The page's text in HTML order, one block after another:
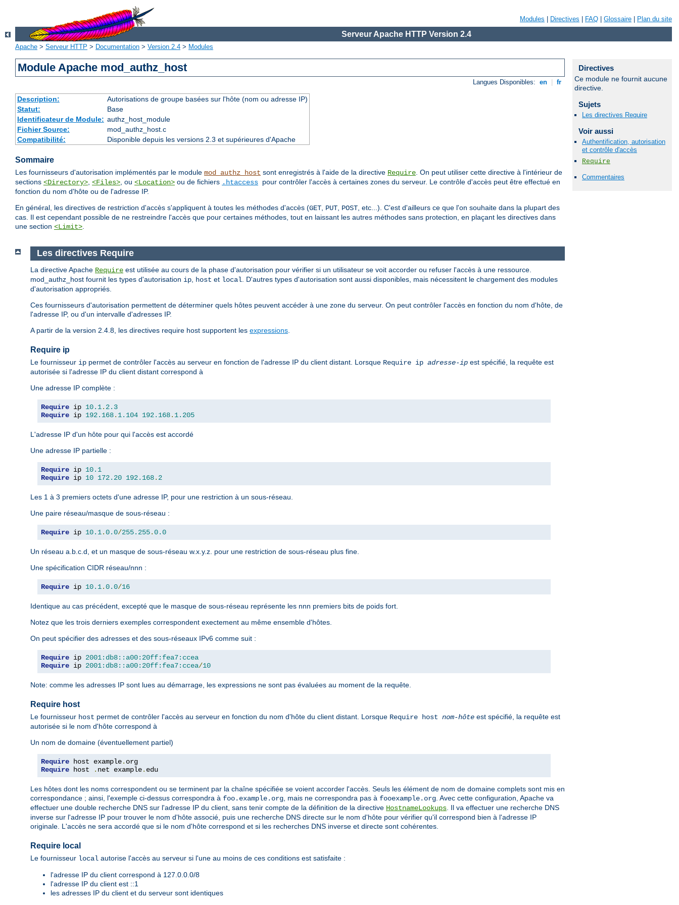
Modules Directives FAQ Glossaire Plan du site
Serveur Apache HTTP Version 2.4
Apache > Serveur HTTP > Documentation > Version 2.4 > Modules
Module Apache mod_authz_host
Langues Disponibles: en fr
Description:
Autorisations de groupe basées sur l'hôte (nom ou adresse IP)
Statut:
Base
Identificateur de Module: authz_host_module
Fichier Source:
mod_authz_host.c
Compatibilité:
Disponible depuis les versions 2.3 et supérieures d'Apache
Sommaire
Les fournisseurs d'autorisation implémentés par le module mod_authz_host sont enregistrés à l'aide de la directive Require. On peut utiliser cette directive à l'intérieur de
sections <Directory>, <Files>, ou <Location> ou de fichiers .htaccess pour contrôler l'accès à certaines zones du serveur. Le contrôle d'accès peut être effectué en
fonction du nom d'hôte ou de l'adresse IP.
En général, les directives de restriction d'accès s'appliquent à toutes les méthodes d'accès (GET, PUT, POST, etc...). C'est d'ailleurs ce que l'on souhaite dans la plupart des
cas. Il est cependant possible de ne restreindre l'accès que pour certaines méthodes, tout en laissant les autres méthodes sans protection, en plaçant les directives dans
une section <Limit>.
Directives
Ce module ne fournit aucune
directive.
Sujets
Les directives Require
Voir aussi
Authentification, autorisation
et contrôle d'accès
Require
Commentaires
Les directives Require
La directive Apache Require est utilisée au cours de la phase d'autorisation pour vérifier si un utilisateur se voit accorder ou refuser l'accès à une ressource.
mod_authz_host fournit les types d'autorisation ip host et local . D'autres types d'autorisation sont aussi disponibles, mais nécessitent le chargement des modules
d'autorisation appropriés.
Ces fournisseurs d'autorisation permettent de déterminer quels hôtes peuvent accéder à une zone du serveur. On peut contrôler l'accès en fonction du nom d'hôte, de
l'adresse IP, ou d'un intervalle d'adresses IP.
A partir de la version 2.4.8, les directives require host supportent les expressions
Require ip
Le fournisseur ip permet de contrôler l'accès au serveur en fonction de l'adresse IP du client distant. Lorsque Require ip adresse-ip est spécifié, la requête est
autorisée si l'adresse IP du client distant correspond à
Une adresse IP complète :
Require ip 10.1. 2.3
Require ip 192.168. 1.104 192.168. 1.205
L'adresse IP d'un hôte pour qui l'accès est accordé
Une adresse IP partielle :
Require ip 10.1
Require ip 10 172.20 192.168. 2
Les 1 à 3 premiers octets d'une adresse IP, pour une restriction à un sous-réseau.
Une paire réseau/masque de sous-réseau :
Require ip 10.1.0.0/255.255.0.0
Un réseau a.b.c.d, et un masque de sous-réseau w.x.y.z. pour une restriction de sous-réseau plus fine.
Une spécification CIDR réseau/nnn :
Require ip 10.1.0.0/16
Identique au cas précédent, excepté que le masque de sous-réseau représente les nnn premiers bits de poids fort.
Notez que les trois derniers exemples correspondent exectement au même ensemble d'hôtes.
On peut spécifier des adresses et des sous-réseaux IPv6 comme suit :
Require ip 2001:db8::a00:20ff:fea7:ccea
Require ip 2001:db8::a00:20ff:fea7:ccea/10
Note: comme les adresses IP sont lues au démarrage, les expressions ne sont pas évaluées au moment de la requête.
Require host
Le fournisseur host permet de contrôler l'accès au serveur en fonction du nom d'hôte du client distant. Lorsque Require host nom-hôte est spécifié, la requête est
autorisée si le nom d'hôte correspond à
Un nom de domaine (éventuellement partiel)
Require host example.
Require host . net example. edu
Les hôtes dont les noms correspondent ou se terminent par la chaîne spécifiée se voient accorder l'accès. Seuls les élément de nom de domaine complets sont mis en
correspondance ; ainsi, l'exemple ci-dessus correspondra à foo.example.org, mais ne correspondra pas à fooexample.org. Avec cette configuration, Apache va
effectuer une double recherche DNS sur l'adresse IP du client, sans tenir compte de la définition de la directive HostnameLookups. Il va effectuer une recherche DNS
inverse sur l'adresse IP pour trouver le nom d'hôte associé, puis une recherche DNS directe sur le nom d'hôte pour vérifier qu'il correspond bien à l'adresse IP
originale. L'accès ne sera accordé que si le nom d'hôte correspond et si les recherches DNS inverse et directe sont cohérentes.
Require local
Le fournisseur local autorise l'accès au serveur si l'une au moins de ces conditions est satisfaite :
l'adresse IP du client correspond à 127.0.0.0/8
l'adresse IP du client est ::1
les adresses IP du client et du serveur sont identiques